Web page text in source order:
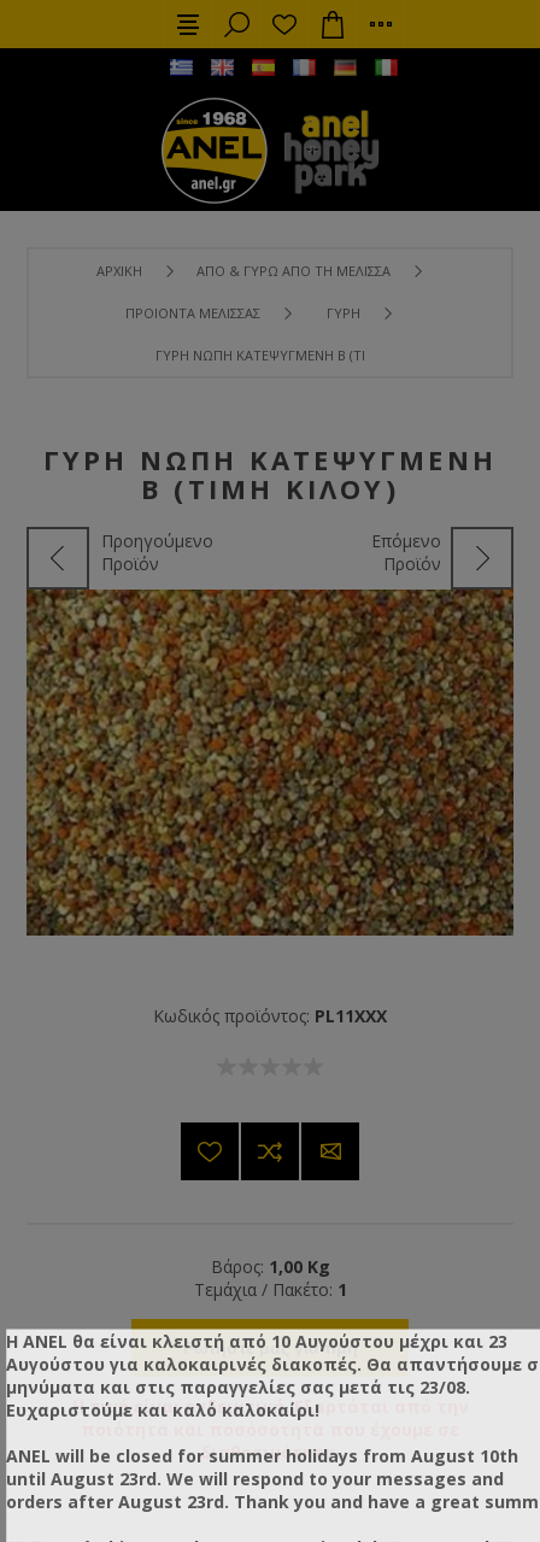
ΑΡΧΙΚΉ ΑΠΌ & ΓΎΡΩ ΑΠΌ ΤΗ ΜΈΛΙΣΣΑ
ΠΡΟΙΌΝΤΑ ΜΈΛΙΣΣΑΣ ΓΎΡΗ
ΓΎΡΗ ΝΩΠΉ ΚΑΤΕΨΥΓΜΈΝΗ Β (ΤΙΜΉ ΚΙΛΟΎ)
ΓΎΡΗ ΝΩΠΉ ΚΑΤΕΨΥΓΜΈΝΗ
Β (ΤΙΜΉ ΚΙΛΟΎ)
Προηγούμενο
Προϊόν
Επόμενο
Προϊόν
Κωδικός προϊόντος: PL11XXX
Βάρος: 1,00 Kg
Τεμάχια / Πακέτο: 1
Ρωτήστε μας για τιμή
Η τιμή είναι ενδεικτική. Εξαρτάται από την
διαθεσιμότητα.
Η ANEL θα είναι κλειστή από 10 Αυγούστου μέχρι και 23
Αυγούστου για καλοκαιρινές διακοπές. Θα απαντήσουμε
μηνύματα και στις παραγγελίες σας μετά τις 23/08.
Ευχαριστούμε και καλό καλοκαίρι!
ANEL will be closed for summer holidays from August 10th
until August 23rd. We will respond to your messages and
orders after August 23rd. Thank you and have a great